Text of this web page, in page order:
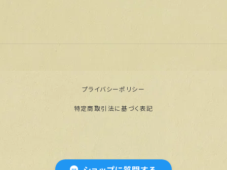
プライバシーポリシー
特定商取引法に基づく表記
© 【公式通販】門脇屋本舗オンラインショップ